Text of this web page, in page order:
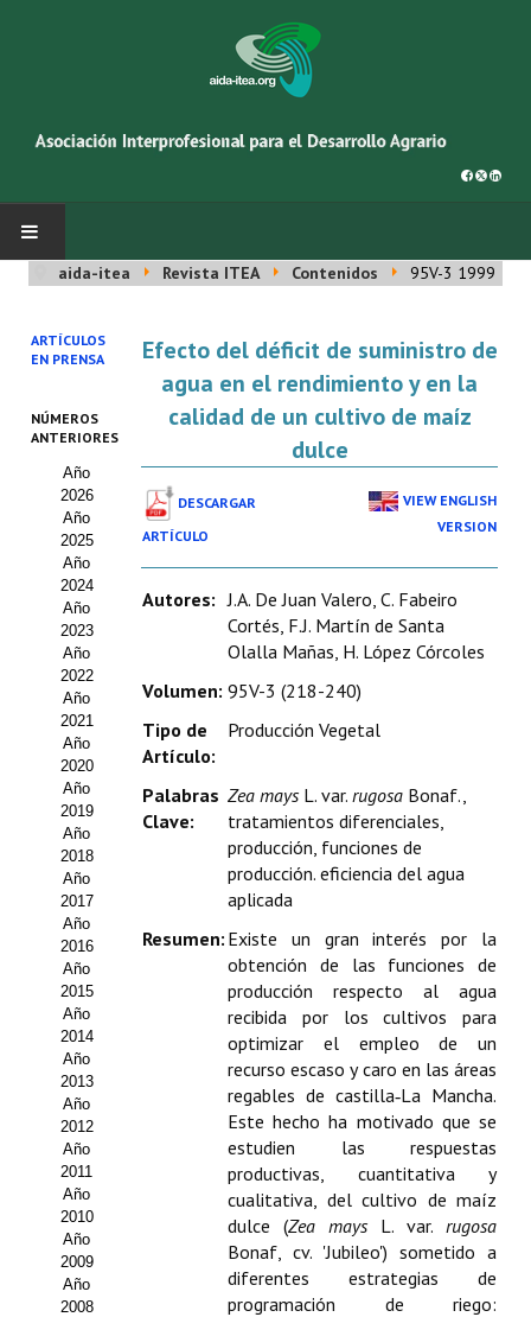
INICIO
SOBRE NOSOTROS
Organigrama
Estatutos
Hacerse socio
Noticias
Galería de Fotos
Web AIDA 2.0
REVISTA ITEA
Presentación ITEA
Equipo Editorial
Leer revista ITEA
Directrices para autores/as
Políticas Editoriales
Propuesta Volumen Especial
Sello Calidad FECYT
Premio Prensa Agraria
Buscador de Artículos
JORNADAS AIDA
aida-itea Revista ITEA Contenidos 95V-3 1999
ARTÍCULOS
EN PRENSA
NÚMEROS
ANTERIORES
Año
2026
Año
2025
Año
2024
Año
2023
Año
2022
Año
2021
Año
2020
Año
2019
Año
2018
Año
2017
Año
2016
Año
2015
Año
2014
Año
2013
Año
2012
Año
2011
Año
2010
Año
2009
Año
2008
Efecto del déficit de suministro de
agua en el rendimiento y en la
calidad de un cultivo de maíz
dulce
DESCARGAR
ARTÍCULO
VIEW ENGLISH
VERSION
Autores: J.A. De Juan Valero, C. Fabeiro
Cortés, F.J. Martín de Santa
Olalla Mañas, H. López Córcoles
Volumen: 95V-3 (218-240)
Tipo de
Artículo:
Producción Vegetal
Palabras
Clave:
Zea mays L. var. rugosa Bonaf.,
tratamientos diferenciales,
producción, funciones de
producción. eficiencia del agua
aplicada
Resumen: Existe un gran interés por la
obtención de las funciones de
producción respecto al agua
recibida por los cultivos para
optimizar el empleo de un
recurso escaso y caro en las áreas
regables de castilla‑La Mancha.
Este hecho ha motivado que se
estudien las respuestas
productivas, cuantitativa y
cualitativa, del cultivo de maíz
dulce (Zea mays L. var. rugosa
Bonaf, cv. 'Jubileo') sometido a
diferentes estrategias de
programación de riego: